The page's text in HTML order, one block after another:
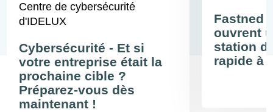
Centre de cybersécurité
d'IDELUX
Cybersécurité - Et si
votre entreprise était la
prochaine cible ?
Préparez-vous dès
maintenant !
Fastned
ouvrent
station
rapide à